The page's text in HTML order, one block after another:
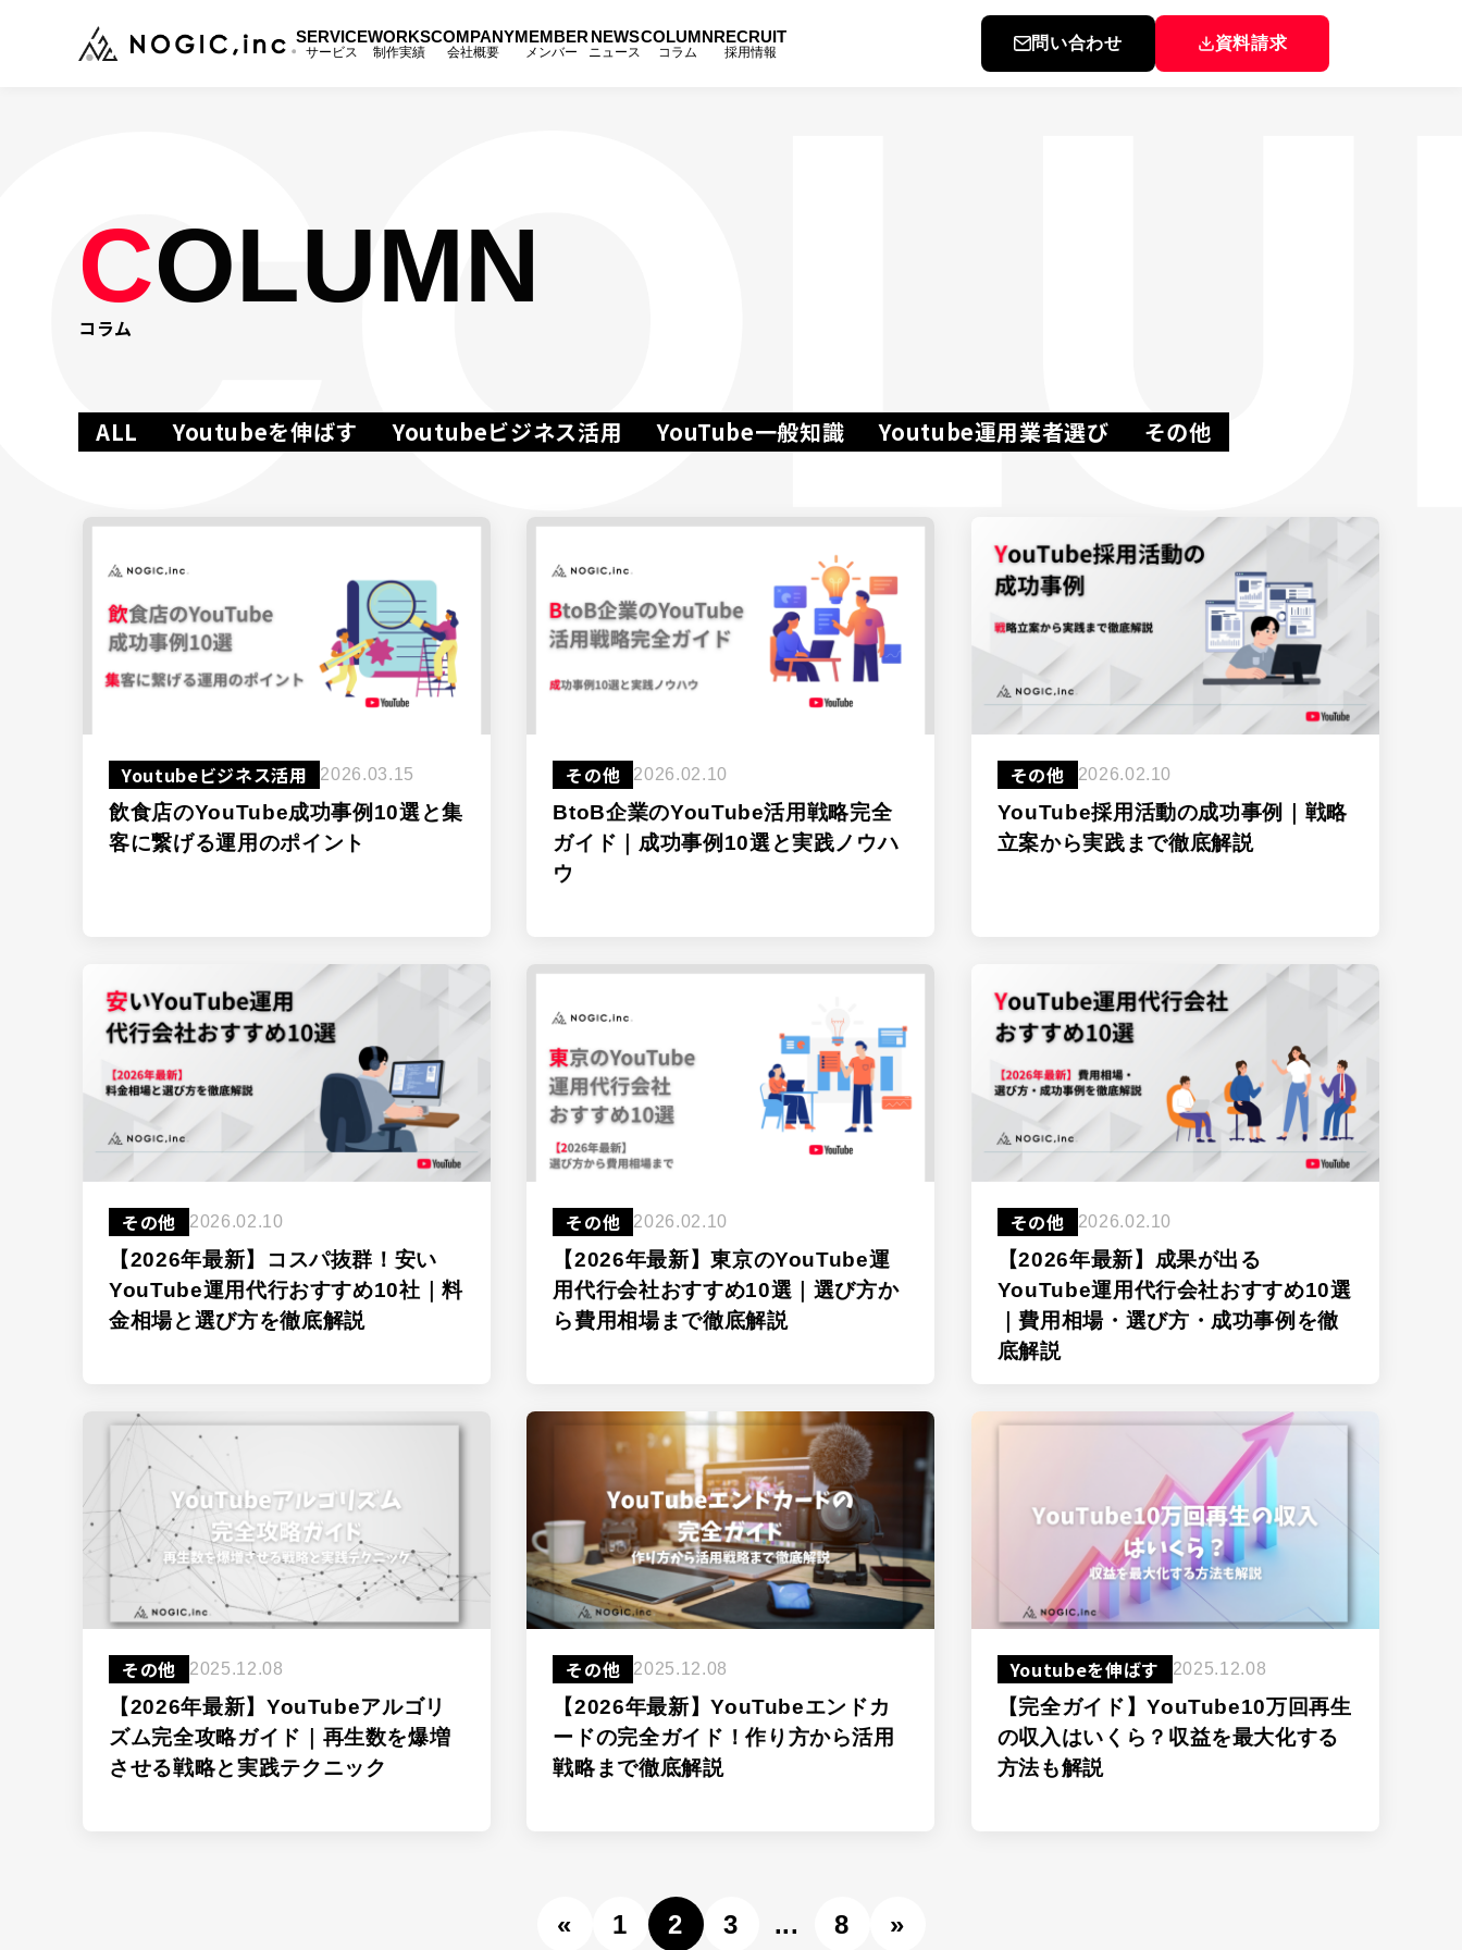
SERVICE
サービス
WORKS
制作実績
COMPANY
会社概要
MEMBER
メンバー
NEWS
ニュース
COLUMN
コラム
RECRUIT
採用情報 問い合わせ 資料請求
WORKS 制作事例
COMPANY
COLUMNコラム
COLUMN
コラム
ALL Youtubeを伸ばす Youtubeビジネス活用 YouTube一般知識 Youtube運用業者選び その他
Youtubeビジネス活用 2026.03.15
飲食店のYouTube成功事例10選と集
客に繋げる運用のポイント
その他 2026.02.10
BtoB企業のYouTube活用戦略完全
ガイド｜成功事例10選と実践ノウハ
ウ
その他 2026.02.10
YouTube採用活動の成功事例｜戦略
立案から実践まで徹底解説
その他 2026.02.10
【2026年最新】コスパ抜群！安い
YouTube運用代行おすすめ10社｜料
金相場と選び方を徹底解説
その他 2026.02.10
【2026年最新】東京のYouTube運
用代行会社おすすめ10選｜選び方か
ら費用相場まで徹底解説
その他 2026.02.10
【2026年最新】成果が出る
YouTube運用代行会社おすすめ10選
｜費用相場・選び方・成功事例を徹
底解説
その他 2025.12.08
【2026年最新】YouTubeアルゴリ
ズム完全攻略ガイド｜再生数を爆増
させる戦略と実践テクニック
その他 2025.12.08
【2026年最新】YouTubeエンドカ
ードの完全ガイド！作り方から活用
戦略まで徹底解説
Youtubeを伸ばす 2025.12.08
【完全ガイド】YouTube10万回再生
の収入はいくら？収益を最大化する
方法も解説
« 1 2 3 ... 8 »